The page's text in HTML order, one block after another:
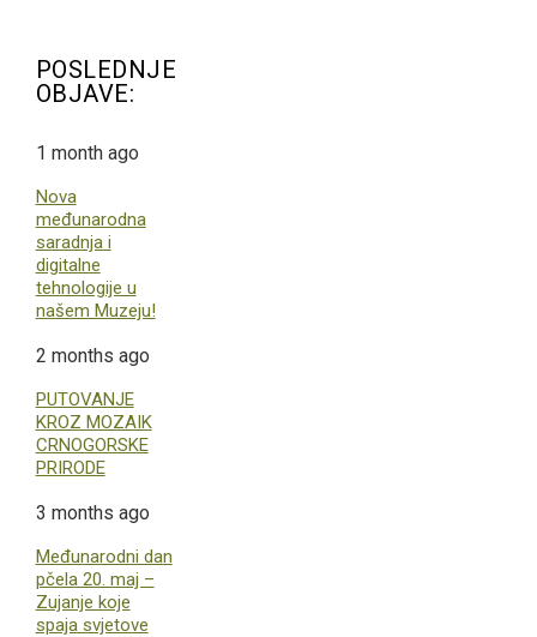
POSLEDNJE
OBJAVE:
1 month ago
Nova
međunarodna
saradnja i
digitalne
tehnologije u
našem Muzeju!
2 months ago
PUTOVANJE
KROZ MOZAIK
CRNOGORSKE
PRIRODE
3 months ago
Međunarodni dan
pčela 20. maj –
Zujanje koje
spaja svjetove